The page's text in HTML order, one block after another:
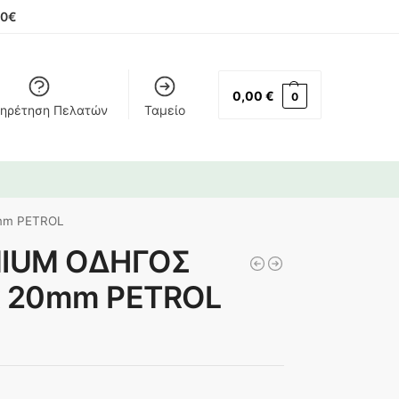
Πελατών Ταμείο
0,00 € 0
PETROL
ΟΔΗΓΟΣ
PETROL